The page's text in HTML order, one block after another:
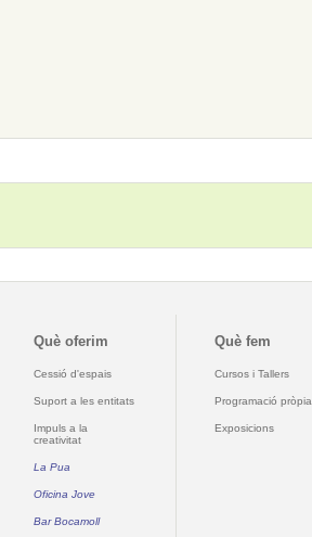
Què oferim
Cessió d'espais
Suport a les entitats
Impuls a la
creativitat
La Pua
Oficina Jove
Bar Bocamoll
Què fem
Cursos i Tallers
Programació pròpia
Exposicions